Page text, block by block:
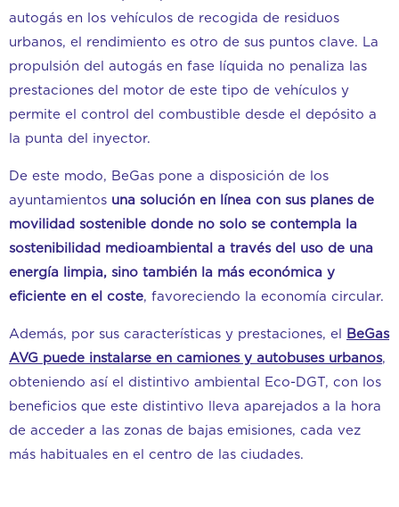
autogás en los vehículos de recogida de residuos
urbanos, el rendimiento es otro de sus puntos clave. La
propulsión del autogás en fase líquida no penaliza las
prestaciones del motor de este tipo de vehículos y
permite el control del combustible desde el depósito a
la punta del inyector.
De este modo, BeGas pone a disposición de los
ayuntamientos una solución en línea con sus planes de
movilidad sostenible donde no solo se contempla la
sostenibilidad medioambiental a través del uso de una
energía limpia, sino también la más económica y
eficiente en el coste, favoreciendo la economía circular.
Además, por sus características y prestaciones, el
BeGas
AVG puede instalarse en camiones y autobuses urbanos,
obteniendo así el distintivo ambiental Eco-DGT, con los
beneficios que este distintivo lleva aparejados a la hora
de acceder a las zonas de bajas emisiones, cada vez
más habituales en el centro de las ciudades.